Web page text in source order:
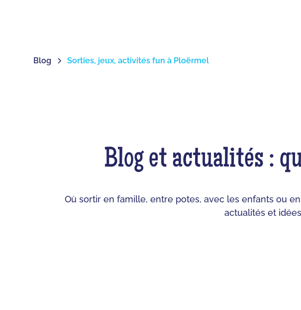
Blog Sorties, jeux, activités fun à Ploërmel
Blog et actualités :
Où sortir en famille, entre potes, avec les enfants ou
actualités et